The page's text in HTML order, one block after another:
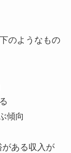
のようなもの
傾向
ある収入が